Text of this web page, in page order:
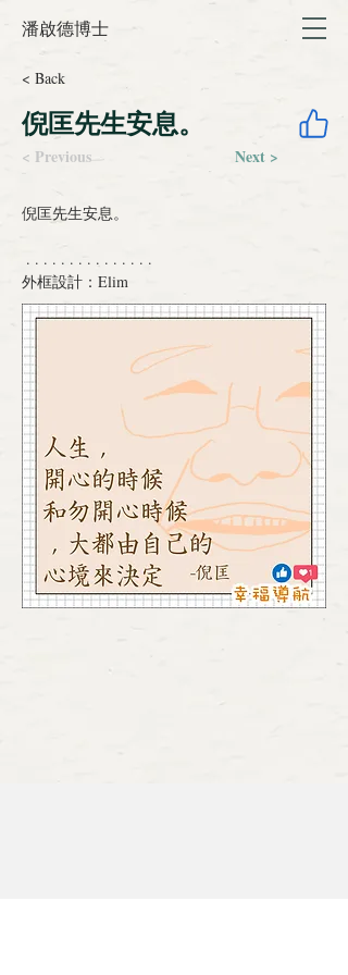
潘啟德博士
< Back
倪匡先生安息。
< Previous Next >
倪匡先生安息。
. . . . . . . . . . . . . . .
外框設計：Elim